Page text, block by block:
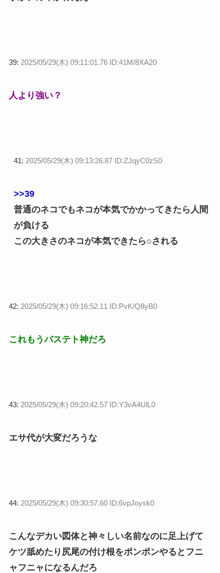
39: 2025/05/29(木) 09:11:01.76 ID:41M/8XA20
人より強い？
41: 2025/05/29(木) 09:13:26.87 ID:ZJqyC0zS0
>>39
普通のネコでもネコが本気でかかってきたら人間
が負ける
この大きさのネコが本気できたら○される
42: 2025/05/29(木) 09:16:52.11 ID:PvK/Q8yB0
これもうバステト神だろ
43: 2025/05/29(木) 09:20:42.57 ID:Y3vA4UlL0
エサ代が大変だろうな
44: 2025/05/29(木) 09:30:57.60 ID:6vpJoysk0
こんなデカい図体と神々しい名前なのに足上げて
ケツ舐めたり尻尾の付け根をポンポンやるとフニ
ャフニャになるんだろ